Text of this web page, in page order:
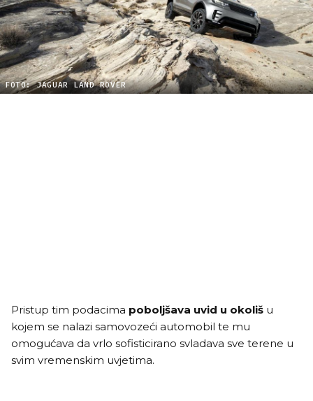
FOTO: JAGUAR LAND ROVER
Pristup tim podacima poboljšava uvid u okoliš u
kojem se nalazi samovozeći automobil te mu
omogućava da vrlo sofisticirano svladava sve terene u
svim vremenskim uvjetima.